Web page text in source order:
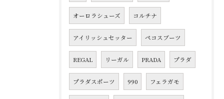
オーロラシューズ コルチナ
アイリッシュセッター ペコスブーツ
REGAL リーガル PRADA プラダ
プラダスポーツ 990 フェラガモ